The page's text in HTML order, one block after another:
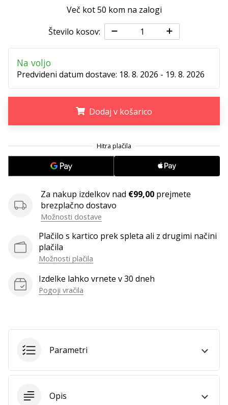
blog,
upravljate
Facebook
stran
ali
Začnite
Pridružite
se
Prikaži
članke
Več kot 50 kom na zalogi
Število kosov:
Na voljo
Predvideni datum dostave: 18. 8. 2026 - 19. 8. 2026
Dodaj v košarico
Za nakup izdelkov nad €99,00 prejmete
brezplačno dostavo
Možnosti dostave
Plačilo s kartico prek spleta ali z drugimi načini
plačila
Možnosti plačila
Izdelke lahko vrnete v 30 dneh
Pogoji vračila
Parametri
Opis